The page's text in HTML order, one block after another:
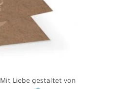
Mit Liebe gestaltet von